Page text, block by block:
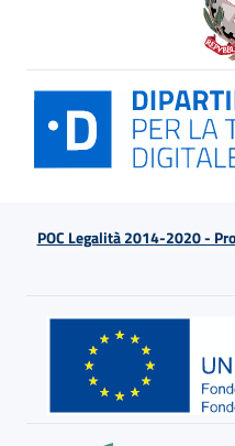
POC Legalità 2014-2020 -